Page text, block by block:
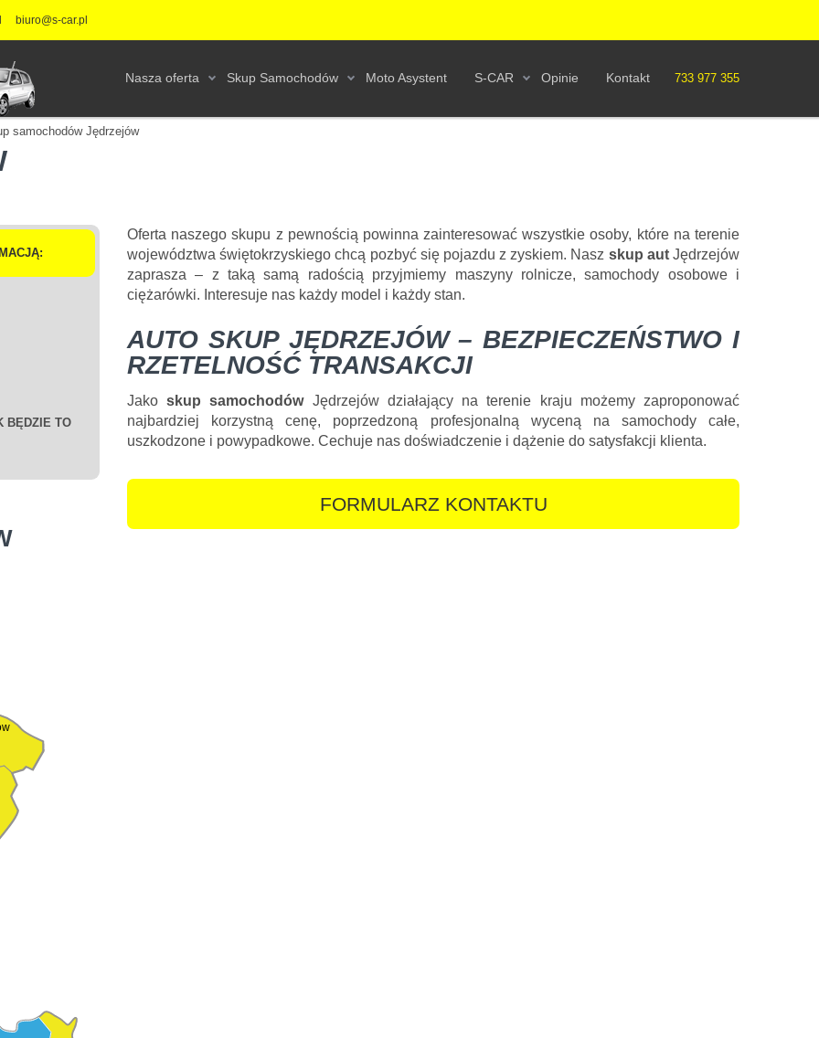
biuro@s-car.pl
733 977 355
Nasza oferta Skup Samochodów Moto Asystent S-CAR Opinie Kontakt
samochodów Jędrzejów
BĘDZIE TO
Oferta naszego skupu z pewnością powinna zainteresować wszystkie osoby, które na terenie
województwa świętokrzyskiego chcą pozbyć się pojazdu z zyskiem. Nasz skup autJędrzejów
zaprasza – z taką samą radością przyjmiemy maszyny rolnicze, samochody osobowe i
ciężarówki. Interesuje nas każdy model i każdy stan.
AUTO SKUP JĘDRZEJÓW – BEZPIECZEŃSTWO I
RZETELNOŚĆ TRANSAKCJI
Jakoskup samochodówJędrzejów działający na terenie kraju możemy zaproponować
najbardziej korzystną cenę, poprzedzoną profesjonalną wyceną na samochody całe,
uszkodzone i powypadkowe. Cechuje nas doświadczenie i dążenie do satysfakcji klienta.
FORMULARZ KONTAKTU